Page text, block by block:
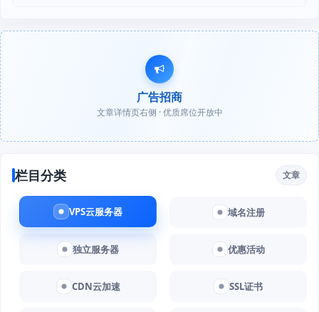
广告招商
文章详情页右侧 · 优质席位开放中
栏目分类 文章
VPS云服务器 域名注册
独立服务器 优惠活动
CDN云加速 SSL证书